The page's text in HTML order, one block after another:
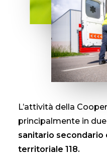
L’attività della
principalmente in
sanitario secondario
territoriale 118.